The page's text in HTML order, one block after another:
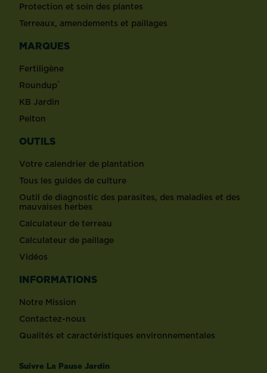
Protection et soin des plantes
Terreaux, amendements et paillages
MARQUES
Fertiligène
Roundup®
KB Jardin
Pelton
OUTILS
Votre calendrier de plantation
Tous les guides de culture
Outil de diagnostic des parasites, des maladies et des
mauvaises herbes
Calculateur de terreau
Calculateur de paillage
Vidéos
INFORMATIONS
Notre Mission
Contactez-nous
Qualités et caractéristiques environnementales
Suivre La Pause Jardin